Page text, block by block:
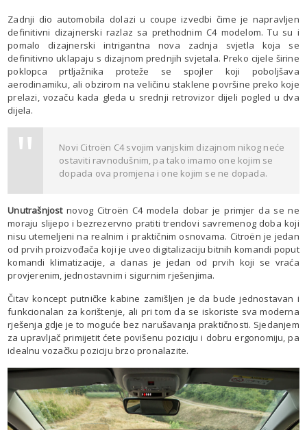
Zadnji dio automobila dolazi u coupe izvedbi čime je napravljen
definitivni dizajnerski razlaz sa prethodnim C4 modelom. Tu su i
pomalo dizajnerski intrigantna nova zadnja svjetla koja se
definitivno uklapaju s dizajnom prednjih svjetala. Preko cijele širine
poklopca prtljažnika proteže se spojler koji poboljšava
aerodinamiku, ali obzirom na veličinu staklene površine preko koje
prelazi, vozaču kada gleda u srednji retrovizor dijeli pogled u dva
dijela.
Novi Citroën C4 svojim vanjskim dizajnom nikog neće
ostaviti ravnodušnim, pa tako imamo one kojim se
dopada ova promjena i one kojim se ne dopada.
Unutrašnjostnovog Citroën C4 modela dobar je primjer da se ne
moraju slijepo i bezrezervno pratiti trendovi savremenog doba koji
nisu utemeljeni na realnim i praktičnim osnovama. Citroën je jedan
od prvih proizvođača koji je uveo digitalizaciju bitnih komandi poput
komandi klimatizacije, a danas je jedan od prvih koji se vraća
provjerenim, jednostavnim i sigurnim rješenjima.
Čitav koncept putničke kabine zamišljen je da bude jednostavan i
funkcionalan za korištenje, ali pri tom da se iskoriste sva moderna
rješenja gdje je to moguće bez narušavanja praktičnosti. Sjedanjem
za upravljač primijetit ćete povišenu poziciju i dobru ergonomiju, pa
idealnu vozačku poziciju brzo pronalazite.